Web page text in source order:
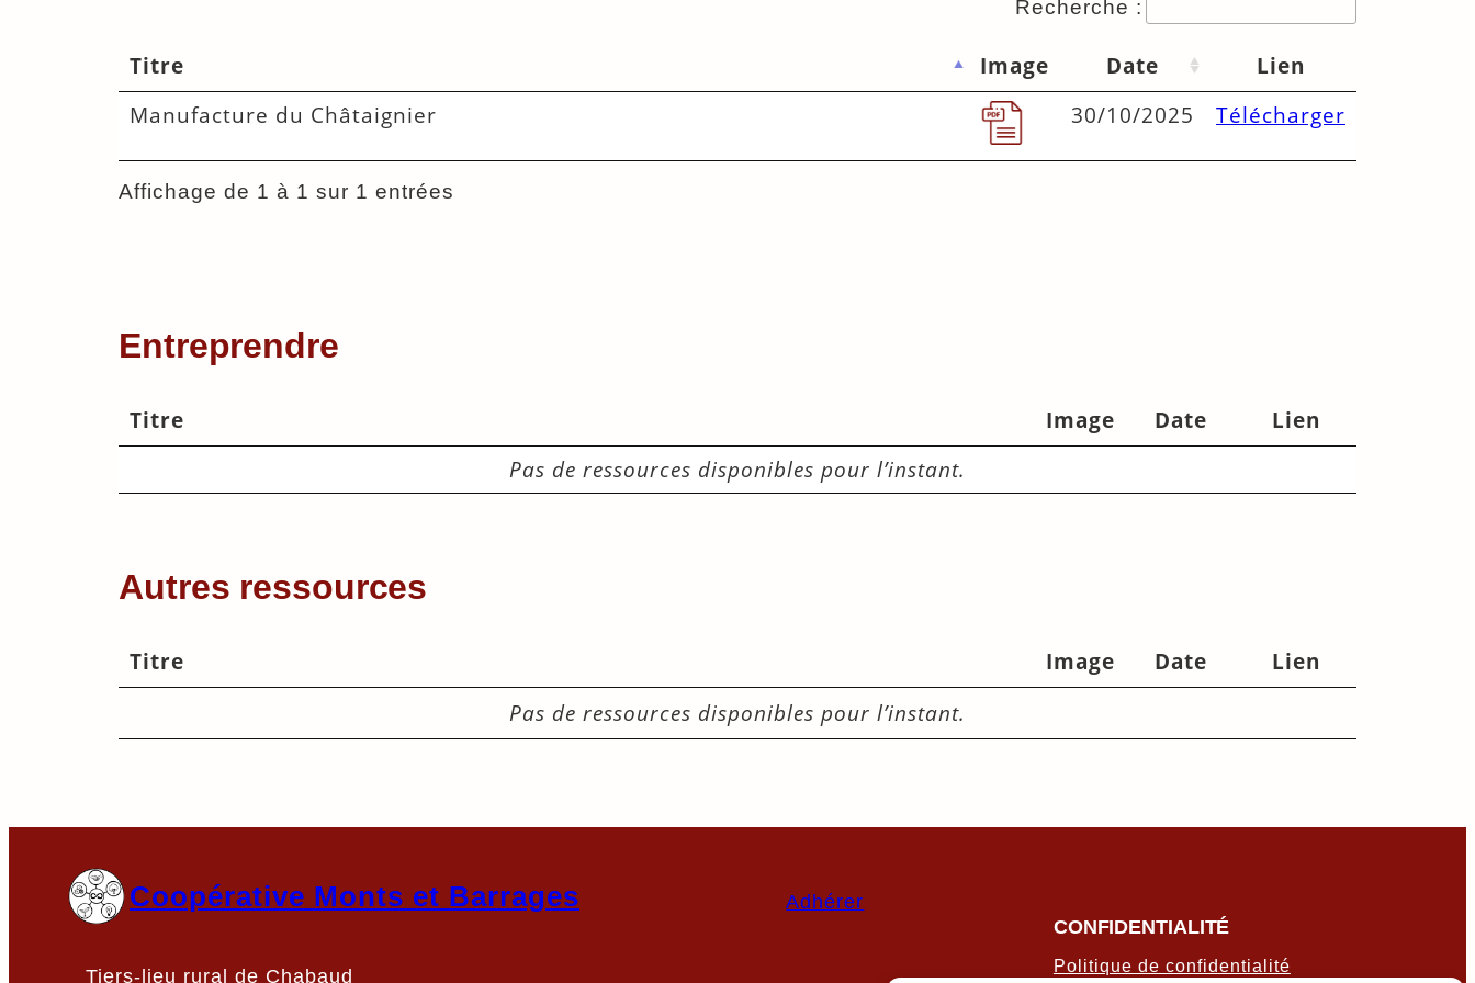
Recherche :
Titre Image Date
Lien
Manufacture du Châtaignier
30/10/2025 Télécharger
Affichage de 1 à 1 sur 1 entrées
Entreprendre
Titre Image Date
Lien
Pas de ressources disponibles pour l’instant.
Autres ressources
Titre Image Date
Lien
Pas de ressources disponibles pour l’instant.
Coopérative Monts et Barrages
Tiers-lieu rural de Chabaud
Adhérer
CONFIDENTIALITÉ
Politique de confidentialité